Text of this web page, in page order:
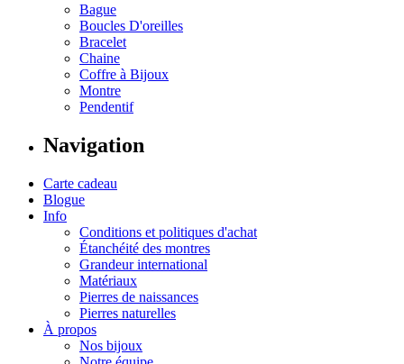
Bague
Boucles D'oreilles
Bracelet
Chaine
Coffre à Bijoux
Montre
Pendentif
Navigation
Carte cadeau
Blogue
Info
Conditions et politiques d'achat
Étanchéité des montres
Grandeur international
Matériaux
Pierres de naissances
Pierres naturelles
À propos
Nos bijoux